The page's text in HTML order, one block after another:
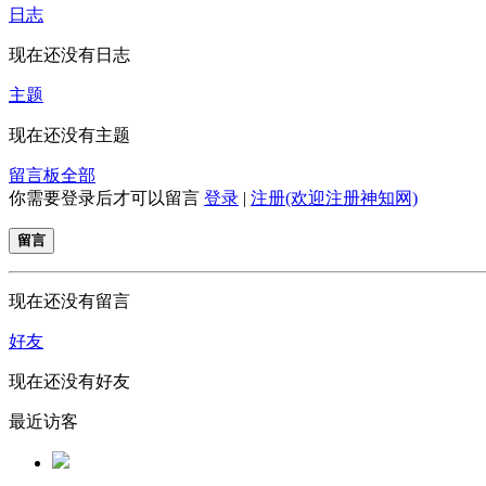
日志
现在还没有日志
主题
现在还没有主题
留言板全部
你需要登录后才可以留言 登录 | 注册(欢迎注册神知网)
留言
现在还没有留言
好友
现在还没有好友
最近访客